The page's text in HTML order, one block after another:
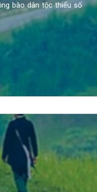
bào dân tộc thiểu số